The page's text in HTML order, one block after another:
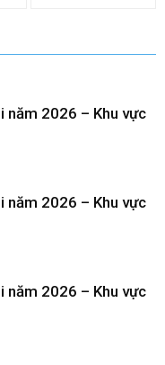
năm 2026 – Khu vực
năm 2026 – Khu vực
năm 2026 – Khu vực